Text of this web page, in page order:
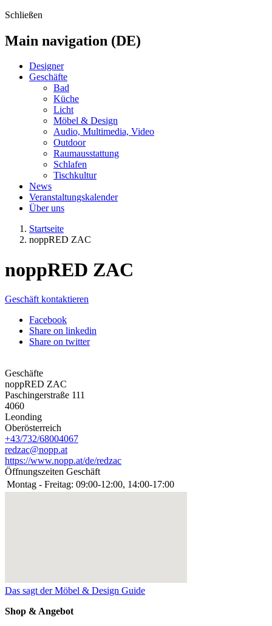
Schließen
Main navigation (DE)
Designer
Geschäfte
Bad
Küche
Licht
Möbel & Design
Audio, Multimedia, Video
Outdoor
Raumausstattung
Schlafen
Tischkultur
News
Veranstaltungskalender
Über uns
Startseite
noppRED ZAC
noppRED ZAC
Geschäft kontaktieren
Facebook
Share on linkedin
Share on twitter
Geschäfte
noppRED ZAC
Paschingerstraße 111
4060
Leonding
Oberösterreich
+43/732/68004067
redzac@nopp.at
https://www.nopp.at/de/redzac
Öffnungszeiten Geschäft
Montag - Freitag: 09:00-12:00, 14:00-17:00
Das sagt der Möbel & Design Guide
Shop & Angebot